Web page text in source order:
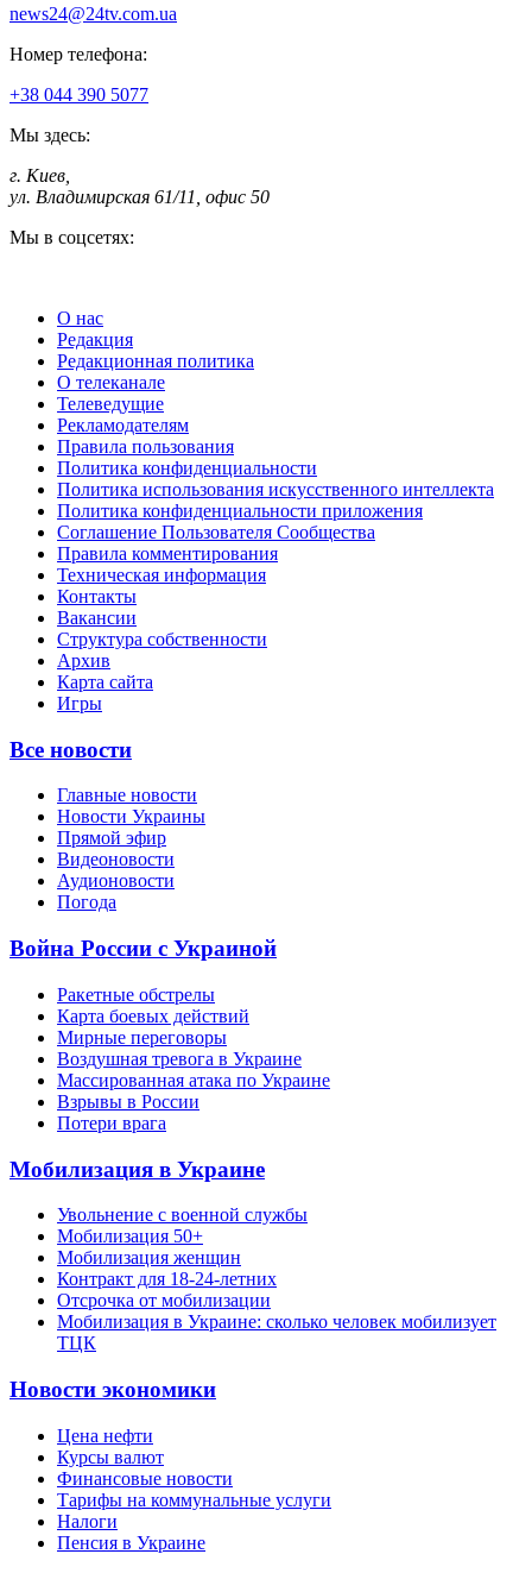
news24@24tv.com.ua
Номер телефона:
+38 044 390 5077
Мы здесь:
г. Киев
ул. Владимирская 61/11, офис 50
Мы в соцсетях:
О нас
Редакция
Редакционная политика
О телеканале
Телеведущие
Рекламодателям
Правила пользования
Политика конфиденциальности
Политика использования искусственного интеллекта
Политика конфиденциальности приложения
Соглашение Пользователя Сообщества
Правила комментирования
Техническая информация
Контакты
Вакансии
Структура собственности
Архив
Карта сайта
Игры
Все новости
Главные новости
Новости Украины
Прямой эфир
Видеоновости
Аудионовости
Погода
Война России с Украиной
Ракетные обстрелы
Карта боевых действий
Мирные переговоры
Воздушная тревога в Украине
Массированная атака по Украине
Взрывы в России
Потери врага
Мобилизация в Украине
Увольнение с военной службы
Мобилизация 50+
Мобилизация женщин
Контракт для 18-24-летних
Отсрочка от мобилизации
Мобилизация в Украине: сколько человек мобилизует
ТЦК
Новости экономики
Цена нефти
Курсы валют
Финансовые новости
Тарифы на коммунальные услуги
Налоги
Пенсия в Украине